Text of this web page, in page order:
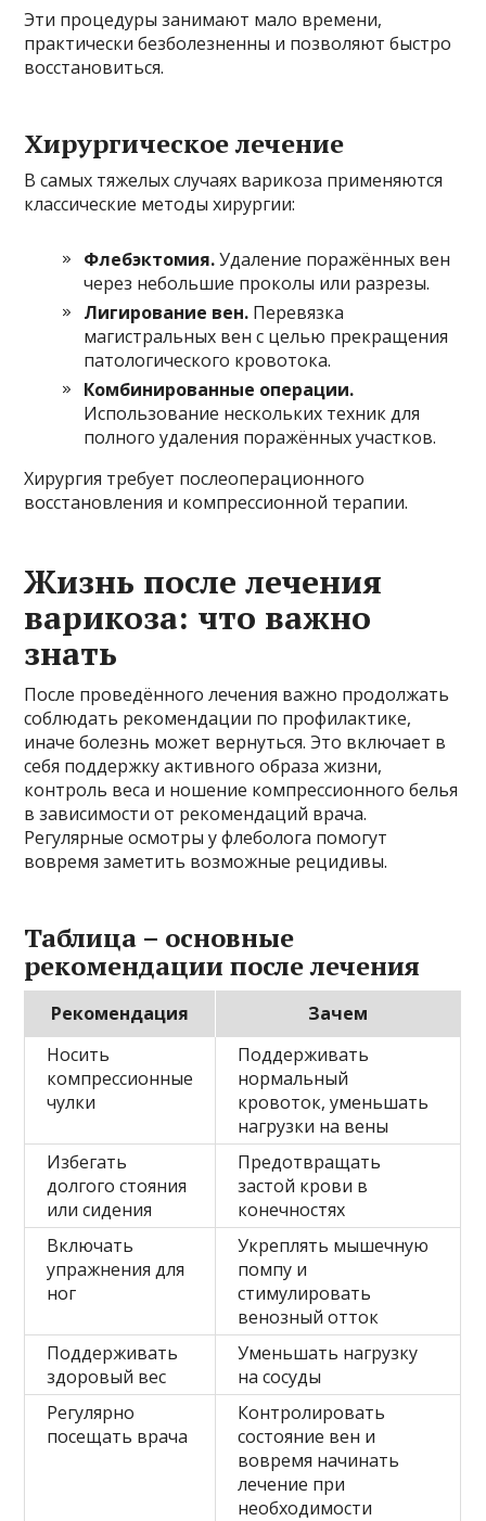
Эти процедуры занимают мало времени,
практически безболезненны и позволяют быстро
восстановиться.
Хирургическое лечение
В самых тяжелых случаях варикоза применяются
классические методы хирургии:
Флебэктомия.Удаление поражённых вен
через небольшие проколы или разрезы.
Лигирование вен. Перевязка
магистральных вен с целью прекращения
патологического кровотока.
Комбинированные операции.
Использование нескольких техник для
полного удаления поражённых участков.
Хирургия требует послеоперационного
восстановления и компрессионной терапии.
Жизнь после лечения
варикоза: что важно
знать
После проведённого лечения важно продолжать
соблюдать рекомендации по профилактике,
иначе болезнь может вернуться. Это включает в
себя поддержку активного образа жизни,
контроль веса и ношение компрессионного белья
в зависимости от рекомендаций врача.
Регулярные осмотры у флеболога помогут
вовремя заметить возможные рецидивы.
Таблица – основные
рекомендации после лечения
Рекомендация
Зачем
Носить
компрессионные
чулки
Поддерживать
нормальный
кровоток, уменьшать
нагрузки на вены
Избегать
долгого стояния
или сидения
Предотвращать
застой крови в
конечностях
Включать
упражнения для
ног
Укреплять мышечную
помпу и
стимулировать
венозный отток
Поддерживать
здоровый вес
Уменьшать нагрузку
на сосуды
Регулярно
посещать врача
Контролировать
состояние вен и
вовремя начинать
лечение при
необходимости